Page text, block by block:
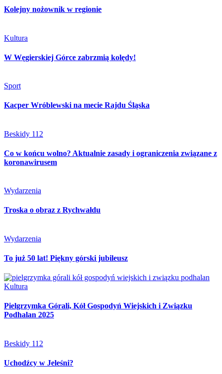
Kolejny nożownik w regionie
Kultura
W Węgierskiej Górce zabrzmią kolędy!
Sport
Kacper Wróblewski na mecie Rajdu Śląska
Beskidy 112
Co w końcu wolno? Aktualnie zasady i ograniczenia związane z
koronawirusem
Wydarzenia
Troska o obraz z Rychwałdu
Wydarzenia
To już 50 lat! Piękny górski jubileusz
Kultura
Pielgrzymka Górali, Kół Gospodyń Wiejskich i Związku
Podhalan 2025
Beskidy 112
Uchodźcy w Jeleśni?